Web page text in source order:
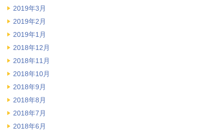
2019年3月
2019年2月
2019年1月
2018年12月
2018年11月
2018年10月
2018年9月
2018年8月
2018年7月
2018年6月